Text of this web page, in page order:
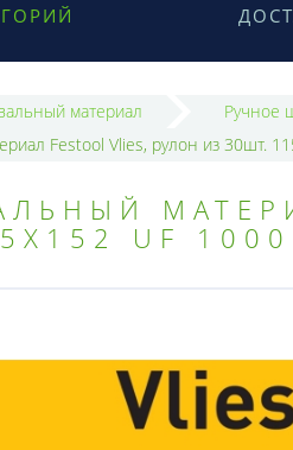
материал Ручное
Festool Vlies, рулон из 30шт.
UF